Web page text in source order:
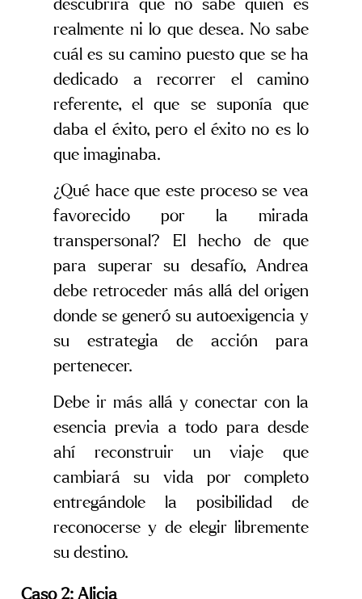
descubrirá que no sabe quién es
realmente ni lo que desea. No sabe
cuál es su camino puesto que se ha
dedicado a recorrer el camino
referente, el que se suponía que
daba el éxito, pero el éxito no es lo
que imaginaba.
¿Qué hace que este proceso se vea
favorecido por la mirada
transpersonal? El hecho de que
para superar su desafío, Andrea
debe retroceder más allá del origen
donde se generó su autoexigencia y
su estrategia de acción para
pertenecer.
Debe ir más allá y conectar con la
esencia previa a todo para desde
ahí reconstruir un viaje que
cambiará su vida por completo
entregándole la posibilidad de
reconocerse y de elegir libremente
su destino.
Caso 2: Alicia